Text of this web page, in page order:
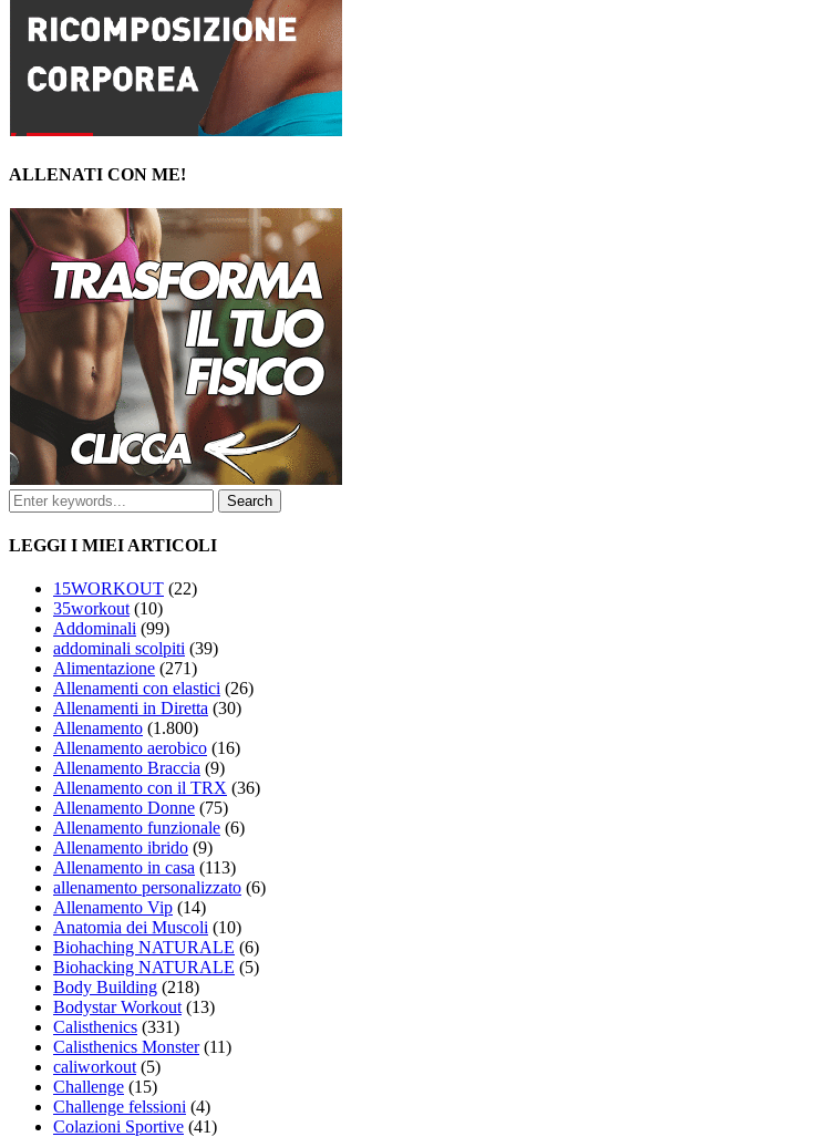
ALLENATI CON ME!
LEGGI I MIEI ARTICOLI
15WORKOUT (22)
35workout(10)
Addominali (99)
addominali scolpiti (39)
Alimentazione (271)
Allenamenti con elastici (26)
Allenamenti in Diretta (30)
Allenamento (1.800)
Allenamento aerobico (16)
Allenamento Braccia (9)
Allenamento con il TRX (36)
Allenamento Donne (75)
Allenamento funzionale (6)
Allenamento ibrido (9)
Allenamento in casa (113)
allenamento personalizzato (6)
Allenamento Vip (14)
Anatomia dei Muscoli (10)
Biohaching NATURALE (6)
Biohacking NATURALE (5)
Body Building (218)
Bodystar Workout(13)
Calisthenics (331)
Calisthenics Monster(11)
caliworkout(5)
Challenge (15)
Challenge felssioni (4)
Colazioni Sportive (41)